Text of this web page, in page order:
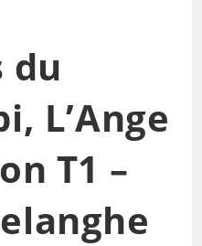
du
L’Ange
T1 –